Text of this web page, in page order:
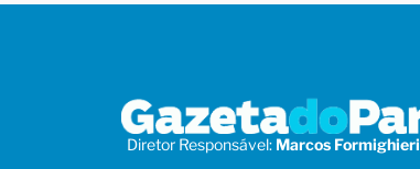
Diretor Responsável: Marcos Formighieri